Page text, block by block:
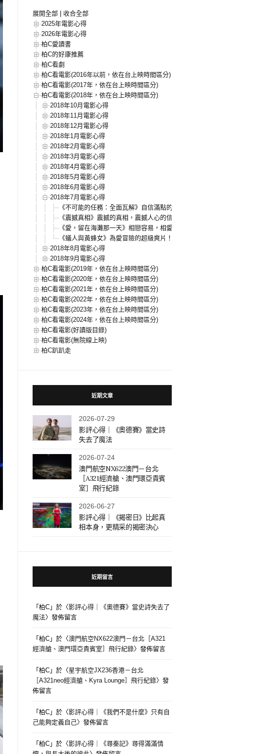
展開全部
收合全部
2025年電影心得
2026年電影心得
柏C愛讀書
柏C的好康推薦
柏C看劇
柏C看電影(2016年以前，依在台上映時間區分)
柏C看電影(2017年，依在台上映時間區分)
柏C看電影(2018年，依在台上映時間區分)
2018年10月電影心得
2018年11月電影心得
2018年12月電影心得
2018年1月電影心得
2018年2月電影心得
2018年3月電影心得
2018年4月電影心得
2018年5月電影心得
2018年6月電影心得
2018年7月電影心得
《不可能的任務：全面瓦解》自信滿點的大氣之作！｜影評．心得
《震撼真相》震撼的真相，震撼人心的信念｜影評．心得
《愛，留在海灘那一天》相戀容易，相愛難｜影評．心得
《蟻人與黃蜂女》為愛冒險的超級爽片！｜影評．心得
2018年8月電影心得
2018年9月電影心得
柏C看電影(2019年，依在台上映時間區分)
柏C看電影(2020年，依在台上映時間區分)
柏C看電影(2021年，依在台上映時間區分)
柏C看電影(2022年，依在台上映時間區分)
柏C看電影(2023年，依在台上映時間區分)
柏C看電影(2024年，依在台上映時間區分)
柏C看電影(好讀版目錄)
柏C看電影(無院線上映)
柏C趴趴走
近期文章
2026-07-29
影評心得｜《奧德賽》當史詩
失去了魔法
2026-07-24
澳門航空NX622澳門－台北
［A321經濟艙、澳門環亞貴賓
室］飛行紀錄
2026-06-27
影評心得｜《揭密日》比起真
相本身，更精采的揭密決心
近期留言
「柏C 」於〈影評心得｜《奧德賽》當史詩失去了
魔法〉發佈留言
「柏C 」於〈澳門航空NX622澳門－台北［A321
經濟艙、澳門環亞貴賓室］飛行紀錄〉發佈留言
「柏C 」於〈星宇航空JX236香港－台北
［A321neo經濟艙、Kyra Lounge］飛行紀錄〉發
佈留言
「柏C 」於〈影評心得｜《我們不是什麼》只有自
己能夠定義自己〉發佈留言
「柏C 」於〈影評心得｜《尋秦記》尋得滿滿情